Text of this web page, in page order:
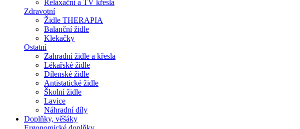
Relaxační a TV křesla
Zdravotní
Židle THERAPIA
Balanční židle
Klekačky
Ostatní
Zahradní židle a křesla
Lékařské židle
Dílenské židle
Antistatické židle
Školní židle
Lavice
Náhradní díly
Doplňky, věšáky